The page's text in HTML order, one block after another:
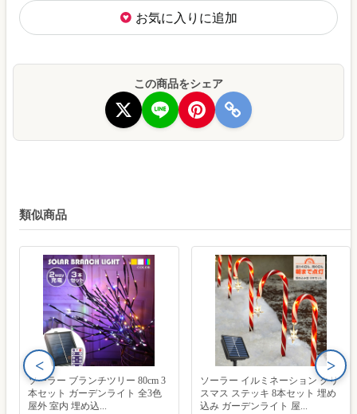
お気に入りに追加
この商品をシェア
類似商品
ソーラー ブランチツリー 80cm 3
本セット ガーデンライト 全3色
屋外 室内 埋め込...
ソーラー イルミネーション クリ
スマス ステッキ 8本セット 埋め
込み ガーデンライト 屋...
< >